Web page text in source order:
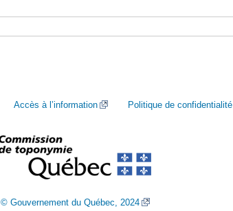
Accès à l’information Politique de confidentialité
© Gouvernement du Québec, 2024